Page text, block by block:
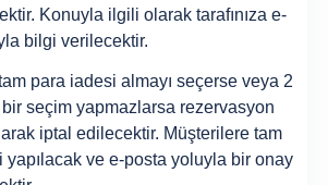
Konuyla ilgili olarak tarafınıza e-
bilgi verilecektir.
para iadesi almayı seçerse veya 2
seçim yapmazlarsa rezervasyon
iptal edilecektir. Müşterilere tam
yapılacak ve e-posta yoluyla bir onay